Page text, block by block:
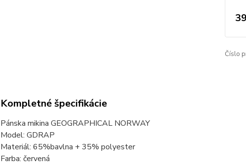
Číslo
Kompletné špecifikácie
Pánska mikina GEOGRAPHICAL NORWAY
Model: GDRAP
Materiál: 65%bavlna + 35% polyester
Farba: červená